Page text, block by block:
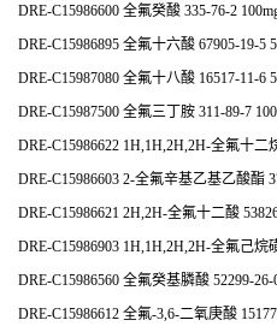
DRE-C15986600 全氟癸酸 335-76-2
DRE-C15986895 全氟十六酸 67905-19-5
DRE-C15987080 全氟十八酸 16517-11-6
DRE-C15987500 全氟三丁胺 311-89-7
DRE-C15986622 1H,1H,2H,2H-全氟十二
DRE-C15986603 2-全氟辛基乙基乙酸酯
DRE-C15986621 2H,2H-全氟十二酸
DRE-C15986903 1H,1H,2H,2H-全氟己烷
DRE-C15986560 全氟癸基膦酸 52299-26-
DRE-C15986612 全氟-3,6-二氧庚酸